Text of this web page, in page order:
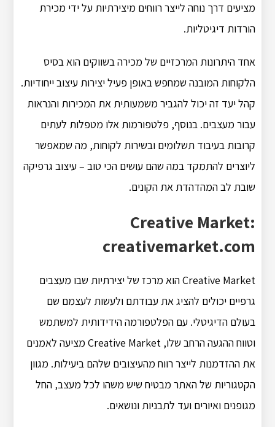
מציעים דרך נוחה לייצר רווחים מיצירתיות על ידי מכירת
הורדות דיגיטליות.
אחד היתרונות המרכזיים של מכירה בשווקים הוא בסיס
הלקוחות המובנה שמחפש באופן פעיל יצירות עיצוב ייחודיות.
קהל יעד זה יכול להגביר משמעותית את המכירות והנראות
עבור מעצבים. בנוסף, פלטפורמות אלו מטפלות לעתים
קרובות בעיבוד תשלומים ובשירות לקוחות, מה שמאפשר
ליוצרים להתמקד במה שהם עושים הכי טוב – עיצוב גרפיקה
שובת לב המהדהדת את הקונים.
Creative Market:
creativemarket.com
Creative Market הוא מרכז של יצירתיות שבו מעצבים
גרפיים יכולים להציג את עבודתם ולעשות לעצמם שם
בעולם הדיגיטלי. עם הפלטפורמה הידידותית למשתמש
וטווח ההגעה הרחב שלו, Creative Market מציעה לאמנים
את ההזדמנות לייצר רווח מהעיצובים שלהם ביעילות. מגוון
הקטגוריות של האתר מבטיח שיש משהו לכל מעצב, החל
מגופנים ואיורים ועד לתבניות ונושאים.